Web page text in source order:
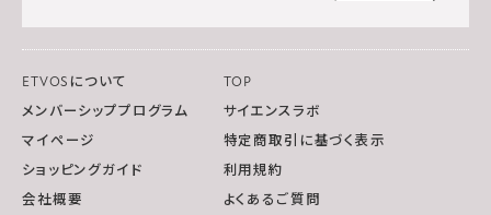
ETVOSについて
TOP
メンバーシッププログラム
サイエンスラボ
マイページ
特定商取引に基づく表示
ショッピングガイド
利用規約
会社概要
よくあるご質問